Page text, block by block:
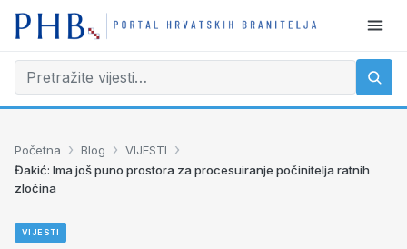
Početna › Blog › VIJESTI ›
Đakić: Ima još puno prostora za procesuiranje počinitelja ratnih
zločina
VIJESTI